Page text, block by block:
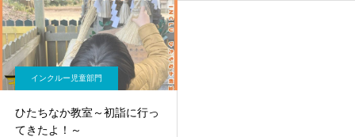
インクルー児童部門
ひたちなか教室～初詣に行っ
てきたよ！～